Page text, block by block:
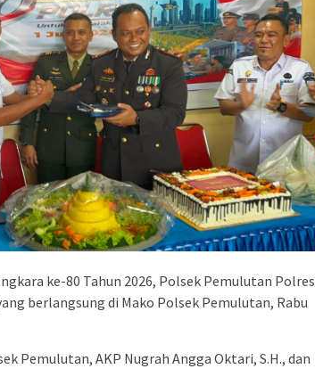
ke-80 Tahun 2026, Polsek Pemulutan Polres
berlangsung di Mako Polsek Pemulutan, Rabu
Pemulutan, AKP Nugrah Angga Oktari, S.H., dan